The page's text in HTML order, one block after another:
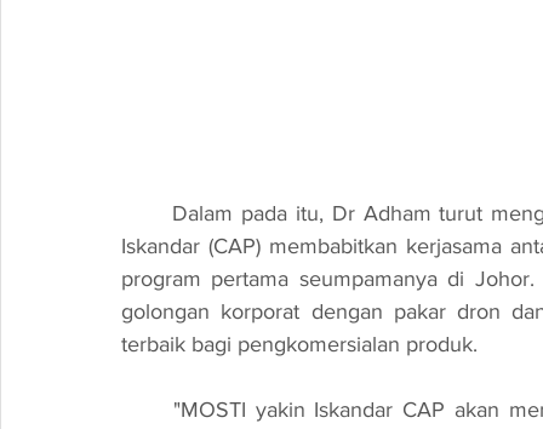
Iskandar (CAP) membabitkan kerjasama
program pertama seumpamanya di
golongan korporat dengan pakar dron
terbaik bagi pengkomersialan produk.